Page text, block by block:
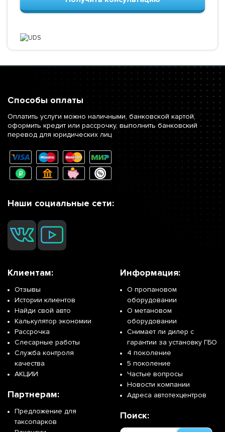
Способы оплаты
Оплатить услуги можно наличными, банковской картой,
оформить кредит или рассрочку, выполнить банковский
перевод для юридических лиц
Наши социальные сети:
Клиентам:
Отзывы
Истории клиентов
Найди свой авто
Калькулятор экономии
Рассрочка
Слесарные работы
Служба контроля
качества
АКЦИИ
Партнерам:
Предложение для
таксопарков
Информация:
О пропановом
оборудовании
О метановом
оборудовании
Снимает ли дилер с
гарантии за установку ГБО
4 поколение
5 поколение
Частые вопросы
Новости компании
Адреса автотехцентров
Поиск: